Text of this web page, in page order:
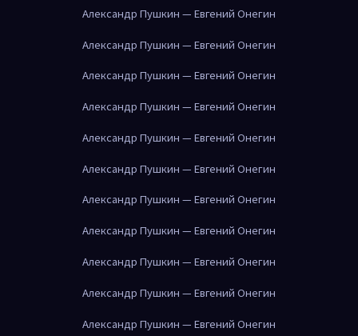
Александр Пушкин — Евгений Онегин
Александр Пушкин — Евгений Онегин
Александр Пушкин — Евгений Онегин
Александр Пушкин — Евгений Онегин
Александр Пушкин — Евгений Онегин
Александр Пушкин — Евгений Онегин
Александр Пушкин — Евгений Онегин
Александр Пушкин — Евгений Онегин
Александр Пушкин — Евгений Онегин
Александр Пушкин — Евгений Онегин
Александр Пушкин — Евгений Онегин